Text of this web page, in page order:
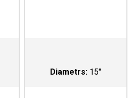
Diametrs: 15"